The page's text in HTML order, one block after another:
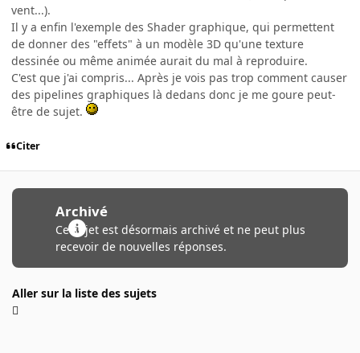
vent...).
Il y a enfin l'exemple des Shader graphique, qui permettent
de donner des "effets" à un modèle 3D qu'une texture
dessinée ou même animée aurait du mal à reproduire.
C'est que j'ai compris... Après je vois pas trop comment causer
des pipelines graphiques là dedans donc je me goure peut-
être de sujet.
Citer
Archivé
Ce sujet est désormais archivé et ne peut plus
recevoir de nouvelles réponses.
Aller sur la liste des sujets